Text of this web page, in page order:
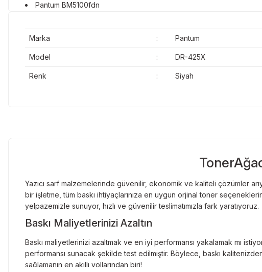
Pantum BM5100fdn
Marka : Pantum
Model : DR-425X
Renk : Siyah
Yazıcı sarf malzemelerinde güvenilir, ekonomik ve kaliteli çözümler
bir işletme, tüm baskı ihtiyaçlarınıza en uygun orjinal toner
yelpazemizle sunuyor, hızlı ve güvenilir teslimatımızla fark yaratıyoruz.
Baskı Maliyetlerinizi Azaltın
Baskı maliyetlerinizi azaltmak ve en iyi performansı yakalamak mı
performansı sunacak şekilde test edilmiştir. Böylece, baskı
sağlamanın en akıllı yollarından biri!